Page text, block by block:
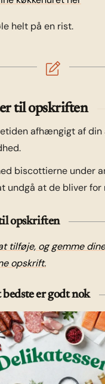
helt på en rist.
til opskriften
afhængigt af din
biscottierne under
undgå at de bliver for
opskriften
tilføje, og gemme
opskrift.
er godt nok